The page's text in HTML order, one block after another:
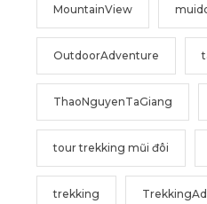
MountainView
OutdoorAdventure
ThaoNguyenTaGiang
tour trekking mũi đôi
trekking